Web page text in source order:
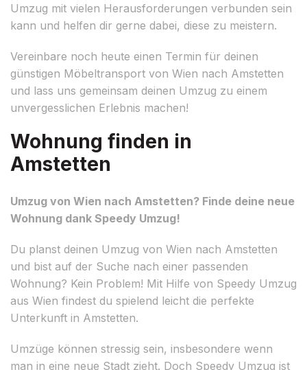
Umzug mit vielen Herausforderungen verbunden sein
kann und helfen dir gerne dabei, diese zu meistern.
Vereinbare noch heute einen Termin für deinen
günstigen Möbeltransport von Wien nach Amstetten
und lass uns gemeinsam deinen Umzug zu einem
unvergesslichen Erlebnis machen!
Wohnung finden in
Amstetten
Umzug von Wien nach Amstetten? Finde deine neue
Wohnung dank Speedy Umzug!
Du planst deinen Umzug von Wien nach Amstetten
und bist auf der Suche nach einer passenden
Wohnung? Kein Problem! Mit Hilfe von Speedy Umzug
aus Wien findest du spielend leicht die perfekte
Unterkunft in Amstetten.
Umzüge können stressig sein, insbesondere wenn
man in eine neue Stadt zieht. Doch Speedy Umzug ist